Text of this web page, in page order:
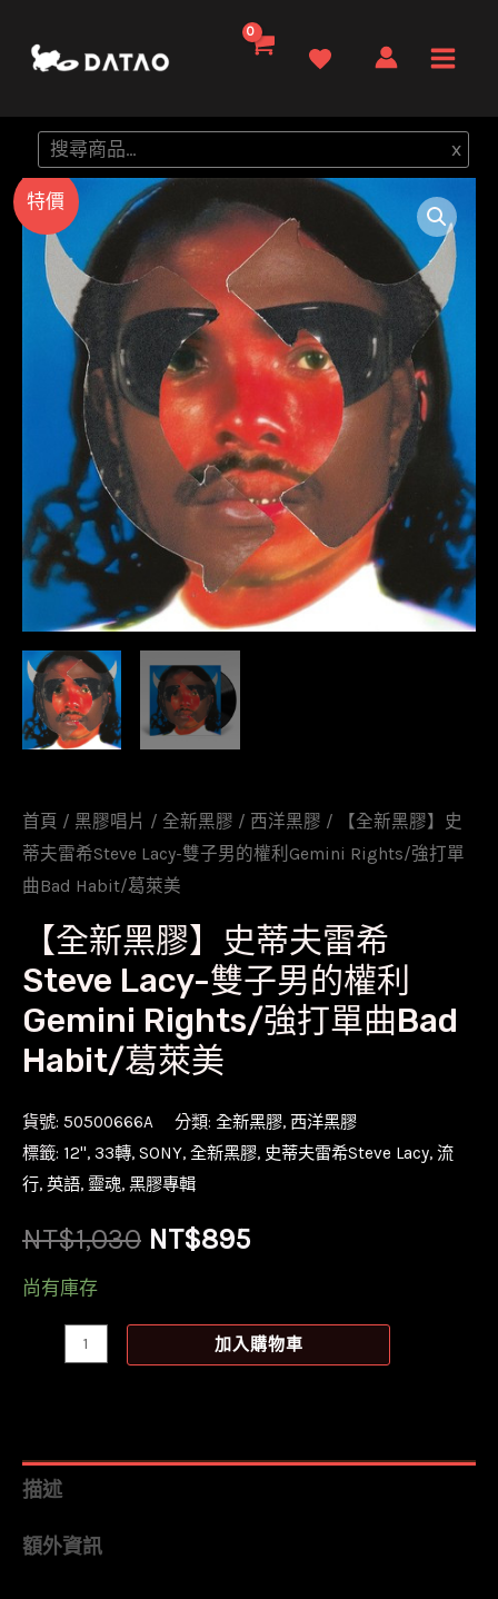
要
容
Menu
搜
尋
x
特價
首頁 / 黑膠唱片 / 全新黑膠 / 西洋黑膠 / 【全新黑膠】史
蒂夫雷希Steve Lacy-雙子男的權利Gemini Rights/強打單
曲Bad Habit/葛萊美
【全新黑膠】史蒂夫雷希
Steve Lacy-雙子男的權利
Gemini Rights/強打單曲Bad
Habit/葛萊美
貨號: 50500666A 分類: 全新黑膠, 西洋黑膠
標籤: 12'', 33轉, SONY, 全新黑膠, 史蒂夫雷希Steve Lacy, 流
行, 英語, 靈魂, 黑膠專輯
NT$1,030 原
NT$895目
價
尚有庫存
史
夫
加入購物車
描述
額外資訊